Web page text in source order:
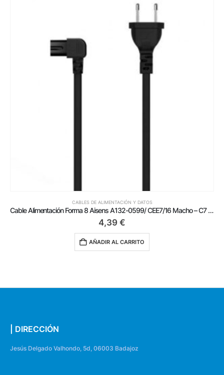
CABLES DE ALIMENTACIÓN Y DATOS
Cable Alimentación Forma 8 Aisens A132-0599/ CEE7/16 Macho – C7 Hembra/ Hasta 1500W/ 3m/ Negro
4,39 €
AÑADIR AL CARRITO
| DIRECCIÓN
Jesús Delgado Valhondo, 5d, 06003 Badajoz